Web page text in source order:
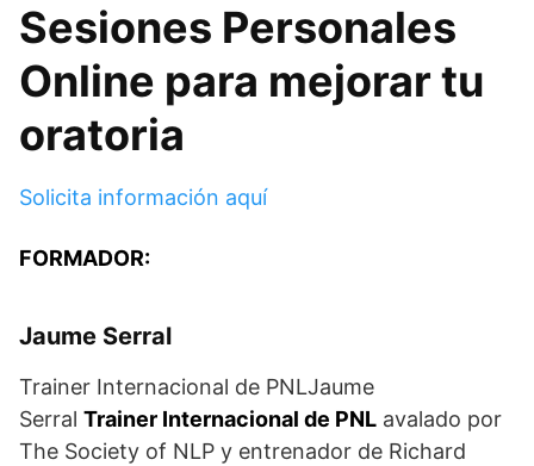
Sesiones Personales
Online para mejorar tu
oratoria
Solicita información aquí
FORMADOR:
Jaume Serral
Trainer Internacional de PNLJaume
Serral Trainer Internacional de PNL avalado por
The Society of NLP y entrenador de Richard